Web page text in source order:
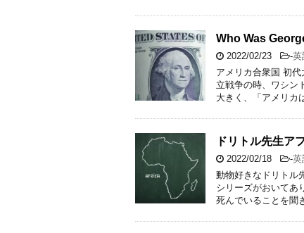
Who Was
2022/02/23 -英
アメリカ合衆国 初
立戦争の時、ワシン
大きく、「アメリカ
ドリトル先生ア
2022/02/18 -英
動物好きなドリトル
シリーズがおいてあ
死んでいることを聞